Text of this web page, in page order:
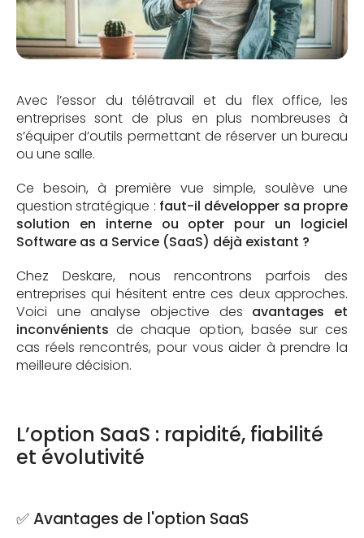
Avec l’essor du télétravail et du flex office, les
entreprises sont de plus en plus nombreuses à
s’équiper d’outils permettant de réserver un bureau
ou une salle.
Ce besoin, à première vue simple, soulève une
question stratégique : faut-il développer sa propre
solution en interne ou opter pour un logiciel
Software as a Service (SaaS) déjà existant ?
Chez Deskare, nous rencontrons parfois des
entreprises qui hésitent entre ces deux approches.
Voici une analyse objective des avantages et
inconvénients de chaque option, basée sur ces
cas réels rencontrés, pour vous aider à prendre la
meilleure décision.
L’option SaaS : rapidité, fiabilité
et évolutivité
✅ Avantages de l'option SaaS